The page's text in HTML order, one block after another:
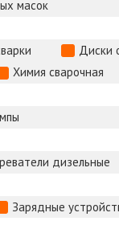
масок
Диски
Химия сварочная
дизельные
Зарядные